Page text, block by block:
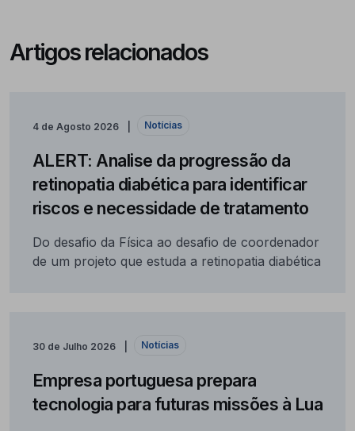
Artigos relacionados
4 de Agosto 2026 Notícias
ALERT: Analise da progressão da
retinopatia diabética para identificar
riscos e necessidade de tratamento
Do desafio da Física ao desafio de coordenador
de um projeto que estuda a retinopatia diabética
30 de Julho 2026 Notícias
Empresa portuguesa prepara
tecnologia para futuras missões à Lua